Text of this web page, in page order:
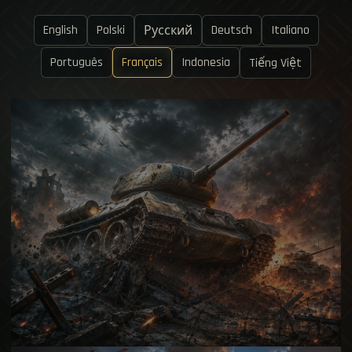
English Polski Русский Deutsch
Italiano
Português
Français Indonesia Tiếng Việt